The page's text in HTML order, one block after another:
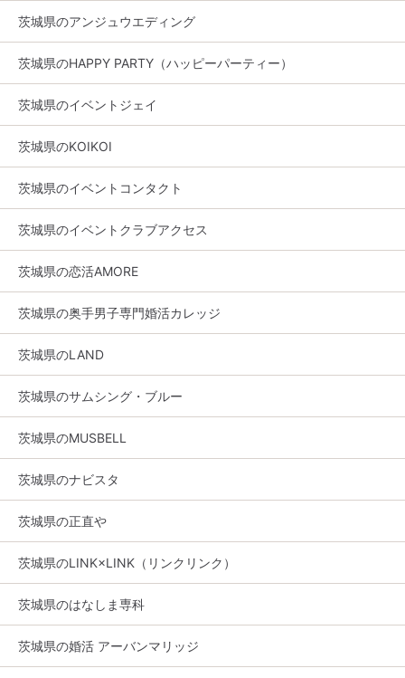
茨城県のアンジュウエディング
茨城県のHAPPY PARTY（ハッピーパーティー）
茨城県のイベントジェイ
茨城県のKOIKOI
茨城県のイベントコンタクト
茨城県のイベントクラブアクセス
茨城県の恋活AMORE
茨城県の奥手男子専門婚活カレッジ
茨城県のLAND
茨城県のサムシング・ブルー
茨城県のMUSBELL
茨城県のナビスタ
茨城県の正直や
茨城県のLINK×LINK（リンクリンク）
茨城県のはなしま専科
茨城県の婚活 アーバンマリッジ